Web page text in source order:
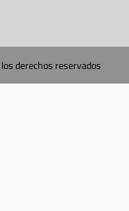
derechos reservados